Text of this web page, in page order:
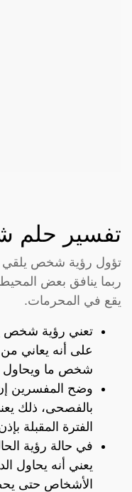
تفسير حلم
تؤول رؤية شخص يلقي
ربما ينافق بعض
يقع في المحرمات.
تعني رؤية شخص
على أنه يعاني
شخص ما ويحاول
وضح المفسرين
بالفصحى، ذلك
الفترة المقبلة
في حالة رؤية
يعني أنه يحاول
الأشخاص حتى